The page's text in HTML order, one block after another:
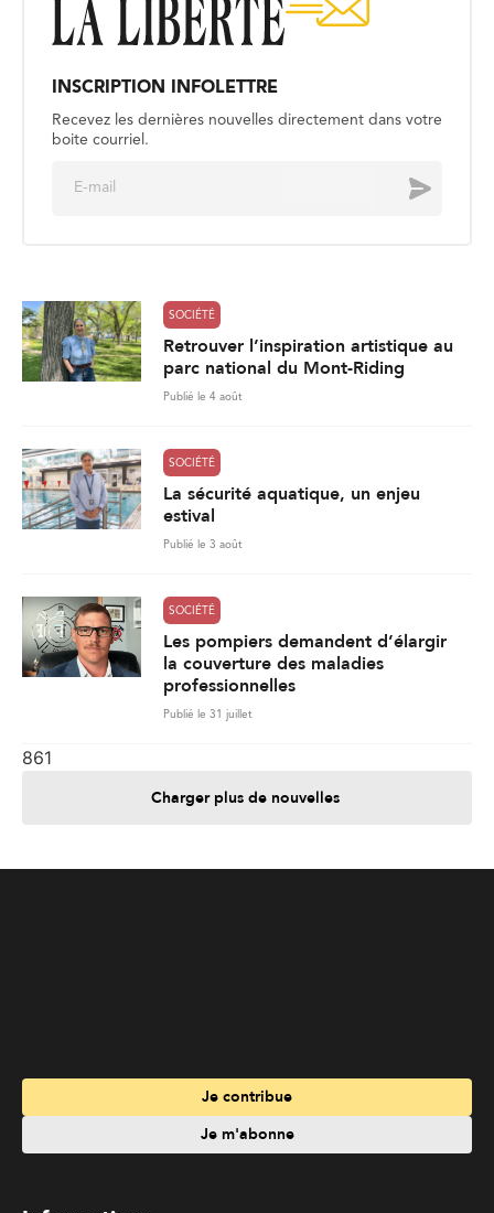
INSCRIPTION INFOLETTRE
Recevez les dernières nouvelles directement dans votre
boite courriel.
Envoyer
SOCIÉTÉ
Retrouver l’inspiration artistique au
parc national du Mont-Riding
Publié le 4 août
SOCIÉTÉ
La sécurité aquatique, un enjeu
estival
Publié le 3 août
SOCIÉTÉ
Les pompiers demandent d’élargir
la couverture des maladies
professionnelles
Publié le 31 juillet
861
Charger plus de nouvelles
Informations